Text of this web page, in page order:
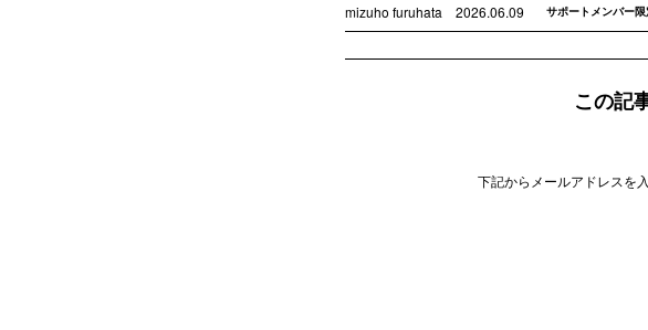
mizuho furuhata 2026.06.09 サポートメンバー
この記
下記からメールアドレスを